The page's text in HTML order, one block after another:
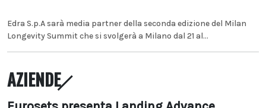
Edra S.p.A sarà media partner della seconda edizione del Milan
Longevity Summit che si svolgerà a Milano dal 21 al...
AZIENDE